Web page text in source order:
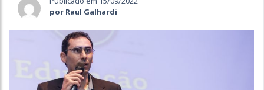
por Raul Galhardi